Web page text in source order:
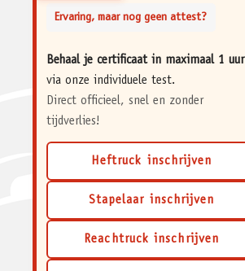
Ervaring, maar nog geen attest?
Behaal je certificaat in maximaal 1 uur
via onze individuele test.
Direct officieel, snel en zonder
tijdverlies!
Heftruck inschrijven
Stapelaar inschrijven
Reachtruck inschrijven